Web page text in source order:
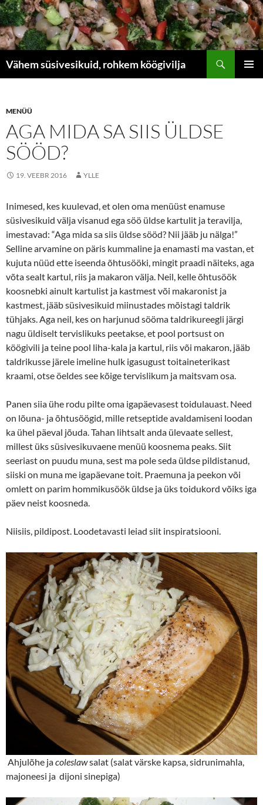
Liigu
sisu
juurde
Vähem süsivesikuid, rohkem köögivilja
MENÜÜ
AGA MIDA SA SIIS ÜLDSE
SÖÖD?
19. VEEBR 2016 YLLE
Inimesed, kes kuulevad, et olen oma menüüst enamuse
süsivesikuid välja visanud ega söö üldse kartulit ja teravilja,
imestavad: “Aga mida sa siis üldse sööd? Nii jääb ju nälga!”
Selline arvamine on päris kummaline ja enamasti ma vastan, et
kujuta nüüd ette iseenda õhtusööki, mingit praadi näiteks, aga
võta sealt kartul, riis ja makaron välja. Neil, kelle õhtusöök
koosnebki ainult kartulist ja kastmest või makaronist ja
kastmest, jääb süsivesikuid miinustades mõistagi taldrik
tühjaks. Aga neil, kes on harjunud sööma taldrikureegli järgi
nagu üldiselt tervislikuks peetakse, et pool portsust on
köögivili ja teine pool liha-kala ja kartul, riis või makaron, jääb
taldrikusse järele imeline hulk igasugust toitaineterikast
kraami, otse öeldes see kõige tervislikum ja maitsvam osa.
Panen siia ühe rodu pilte oma igapäevasest toidulauast. Need
on lõuna- ja õhtusöögid, mille retseptide avaldamiseni loodan
ka ühel päeval jõuda. Tahan lihtsalt anda ülevaate sellest,
millest üks süsivesikuvaene menüü koosnema peaks. Siit
seeriast on puudu muna, sest ma pole seda üldse pildistanud,
siiski on muna me igapäevane toit. Praemuna ja peekon või
omlett on parim hommikusöök üldse ja üks toidukord võiks iga
päev neist koosneda.
Niisiis, pildipost. Loodetavasti leiad siit inspiratsiooni.
Ahjulõhe jacoleslawsalat (salat värske kapsa, sidrunimahla,
majoneesi ja dijoni sinepiga)